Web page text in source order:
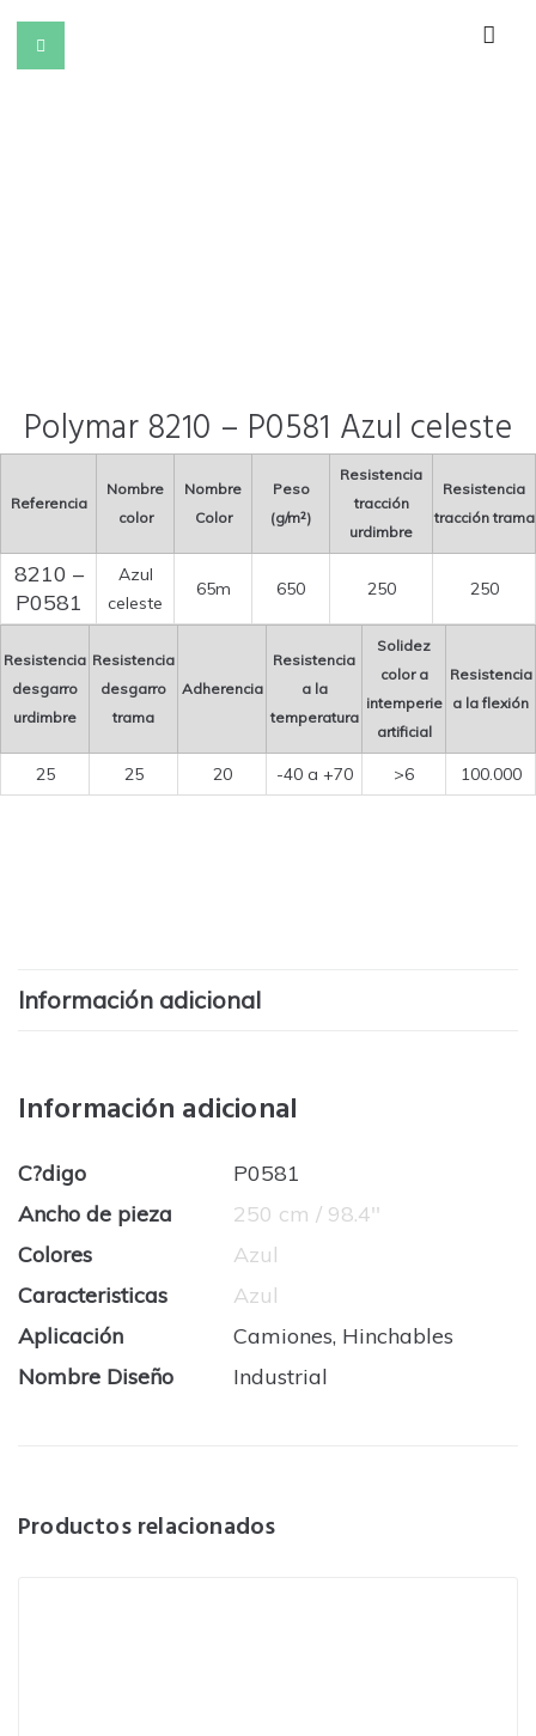
Polymar 8210 – P0581 Azul celeste
Referencia
Nombre
color
Nombre
Color
Peso
(g/m²)
Resistencia
tracción
urdimbre
Resistencia
tracción trama
8210 –
P0581
Azul
celeste
65m 650 250 250
Resistencia
desgarro
urdimbre
Resistencia
desgarro
trama
Adherencia
Resistencia
a la
temperatura
Solidez
color a
intemperie
artificial
Resistencia
a la flexión
25 25 20 -40 a +70 >6 100.000
Información adicional
Información adicional
C?digo
P0581
Ancho de pieza
250 cm / 98.4''
Colores
Azul
Caracteristicas
Azul
Aplicación
Camiones, Hinchables
Nombre Diseño
Industrial
Productos relacionados